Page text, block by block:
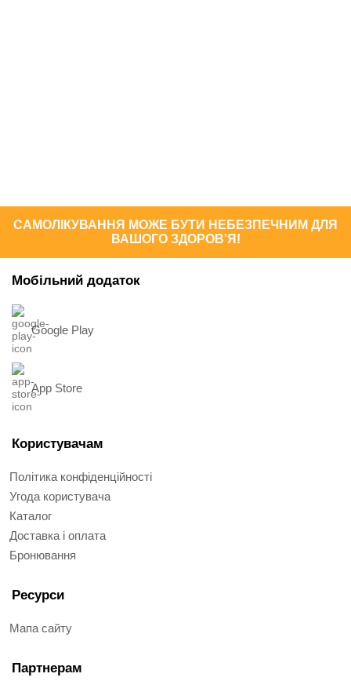
САМОЛІКУВАННЯ МОЖЕ БУТИ НЕБЕЗПЕЧНИМ ДЛЯ
ВАШОГО ЗДОРОВ'Я!
Мобільний додаток
Google Play
App Store
Користувачам
Політика конфіденційності
Угода користувача
Каталог
Доставка і оплата
Бронювання
Ресурси
Мапа сайту
Партнерам